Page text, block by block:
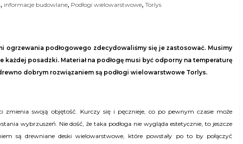
, informacje budowlane, Podłogi wielowarstwowe, Torlys
ogrzewania podłogowego zdecydowaliśmy się je zastosować. Musimy
każdej posadzki. Materiał na podłogę musi być odporny na temperaturę
dobrym rozwiązaniem są podłogi wielowarstwowe Torlys.
zmienia swoją objętość. Kurczy się i pęcznieje, co po pewnym czasie może
wybrzuszeń. Nie dość, że taka podłoga nie wygląda estetycznie, to jeszcze
są drewniane deski wielowarstwowe, które powstały po to by połączyć